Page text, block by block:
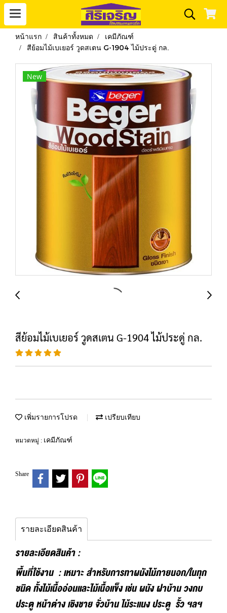
หน้าแรก สินค้าทั้งหมด
เคมีภัณฑ์
สีย้อมไม้เบเยอร์ วูดสเตน G-1904 ไม้ประดู่ กล.
New
สีย้อมไม้เบเยอร์ วูดสเตน G-1904 ไม้ประดู่ กล.
เพิ่มรายการโปรด เปรียบเทียบ
หมวดหมู่ : เคมีภัณฑ์
Share
รายละเอียดสินค้า
รายละเอียดสินค้า :
พื้นที่ใช้งาน : เหมาะ สำหรับการทาผนังไม้ภายนอก/ในทุก
ชนิด ทั้งไม้เนื้ออ่อนและไม้เนื้อแข็ง เช่น ผนัง ฝาบ้าน วงกบ
ประตู หน้าต่าง เชิงชาย จั่วบ้าน ไม้ระแนง ประตู รั้ว ฯลฯ